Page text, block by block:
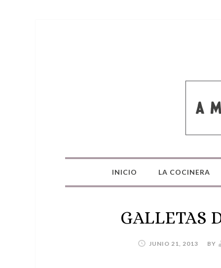
INICIO LA COCINERA
GALLETAS
JUNIO 21, 2013 BY